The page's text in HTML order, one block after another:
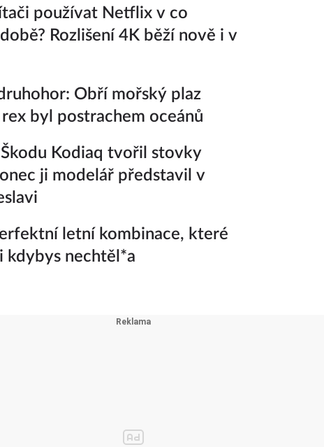
používat Netflix v co
Rozlišení 4K běží nově i v
Obří mořský plaz
rex byl postrachem oceánů
Kodiaq tvořil stovky
ji modelář představil v
letní kombinace, které
kdybys nechtěl*a